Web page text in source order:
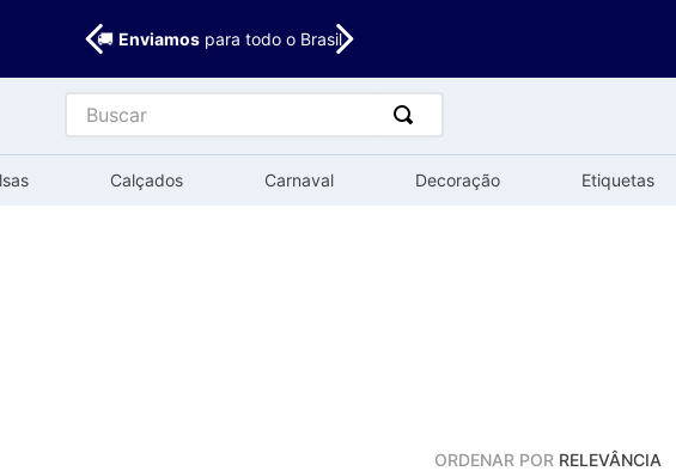
🚚 Enviamospara todo o Brasil
Buscar
Calçados Carnaval Decoração Etiquetas
ORDENAR POR RELEVÂNCIA